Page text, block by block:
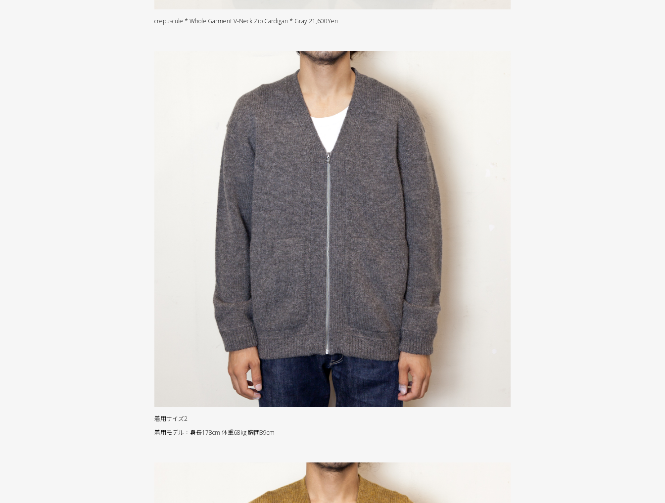
crepuscule * Whole Garment V-Neck Zip Cardigan * Gray 21,600Yen
着用サイズ2
着用モデル：身長178cm 体重68kg 胸囲89cm